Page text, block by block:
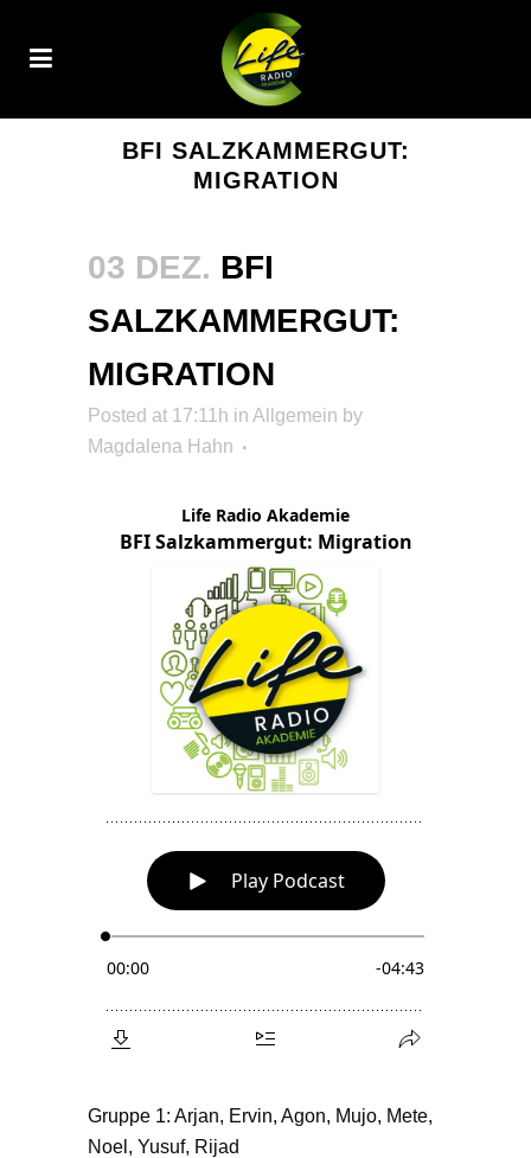
BFI SALZKAMMERGUT:
MIGRATION
03 DEZ. BFI
SALZKAMMERGUT:
MIGRATION
Posted at 17:11h in Allgemein by
Magdalena Hahn
Gruppe 1: Arjan, Ervin, Agon, Mujo, Mete,
Noel, Yusuf, Rijad